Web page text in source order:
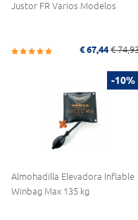
Justor FR Varios Modelos
€ 67,44 €
-10%
Almohadilla Elevadora Inflable
Winbag Max 135 kg